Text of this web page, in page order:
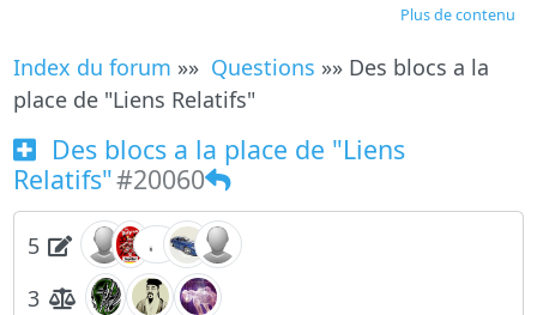
Plus de contenu
Index du forum »» Questions »» Des blocs a la
place de "Liens Relatifs"
Des blocs a la place de "Liens
Relatifs"#20060
5
3